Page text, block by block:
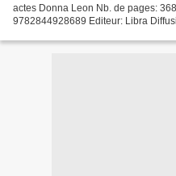
actes Donna Leon Nb. de pages:
9782844928689 Editeur: Libra